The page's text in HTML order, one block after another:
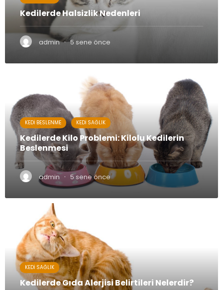
Kedilerde Halsizlik Nedenleri
admin · 5 sene önce
KEDI BESLENME KEDI SAĞLIK
Kedilerde Kilo Problemi: Kilolu Kedilerin
Beslenmesi
admin · 5 sene önce
KEDI SAĞLIK
Kedilerde Gıda Alerjisi Belirtileri Nelerdir?